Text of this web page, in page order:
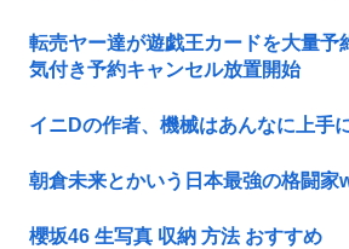
転売ヤー達が遊戯王カードを大量
気付き予約キャンセル放置開始
イニDの作者、機械はあんなに上手
朝倉未来とかいう日本最強の格闘家
櫻坂46 生写真 収納 方法 おすすめ